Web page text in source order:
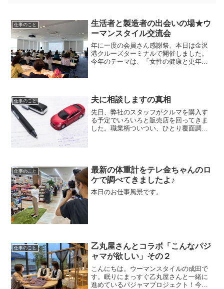
仕事のこと
生活者と製造者の出会いの場★ウ
ーマンスタイル交流会
年に一度の会員さん感謝祭、本日は金沢
港クルーズターミナルで開催しました。
今年のテーマは、「女性の健康と更年
ました。まさにお年頃の私た...
仕事のこと 夫に相談しますの真相
先日、弊社のスタッフがクルマを購入す
る予定でいろいろと販売店を回ってきま
した。職業柄ついつい、ひとり覆面調査
仕事のこと
最新の体重計をテレ金ちゃんのロ
ケで調べてきましたよ♪
本日のお仕事風景です。
仕事のこと
乙丸屋さんとコラボ「こんなパジ
ャマが欲しい」その２
こんにちは。ウーマンスタイルの成田で
す。眠りにまっすぐ乙丸屋さんと一緒に
進めているパジャマプロジェクト！今日